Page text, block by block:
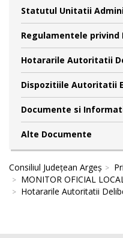
Statutul Unitatii
Regulamentele
Hotararile Autoritatii
Dispozitiile Autoritatii
Documente si
Alte Documente
Consiliul Județean Argeș
MONITOR OFICIAL
Hotararile Autoritatii